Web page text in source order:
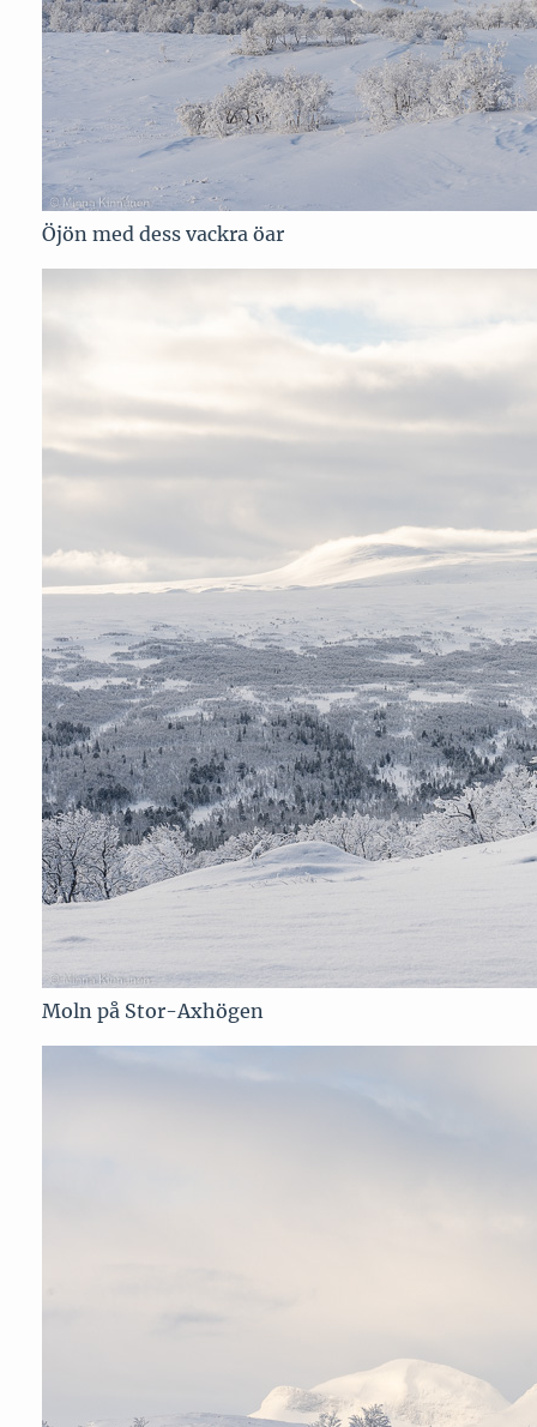
Öjön med dess vackra öar
Moln på Stor-Axhögen